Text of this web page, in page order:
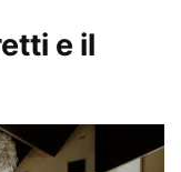
e il